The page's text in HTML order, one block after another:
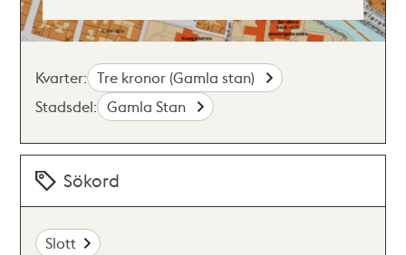
Kvarter: Tre kronor (Gamla stan)
Stadsdel: Gamla Stan
Sökord
Slott